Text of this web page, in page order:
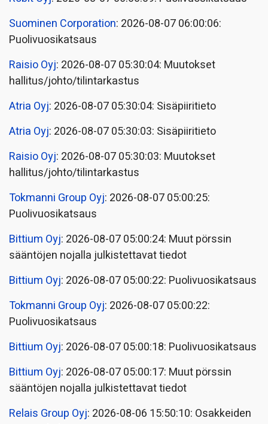
Suominen Corporation: 2026-08-07 06:00:06:
Puolivuosikatsaus
Raisio Oyj: 2026-08-07 05:30:04: Muutokset
hallitus/johto/tilintarkastus
Atria Oyj: 2026-08-07 05:30:04: Sisäpiiritieto
Atria Oyj: 2026-08-07 05:30:03: Sisäpiiritieto
Raisio Oyj: 2026-08-07 05:30:03: Muutokset
hallitus/johto/tilintarkastus
Tokmanni Group Oyj: 2026-08-07 05:00:25:
Puolivuosikatsaus
Bittium Oyj: 2026-08-07 05:00:24: Muut pörssin
sääntöjen nojalla julkistettavat tiedot
Bittium Oyj: 2026-08-07 05:00:22: Puolivuosikatsaus
Tokmanni Group Oyj: 2026-08-07 05:00:22:
Puolivuosikatsaus
Bittium Oyj: 2026-08-07 05:00:18: Puolivuosikatsaus
Bittium Oyj: 2026-08-07 05:00:17: Muut pörssin
sääntöjen nojalla julkistettavat tiedot
Relais Group Oyj: 2026-08-06 15:50:10: Osakkeiden